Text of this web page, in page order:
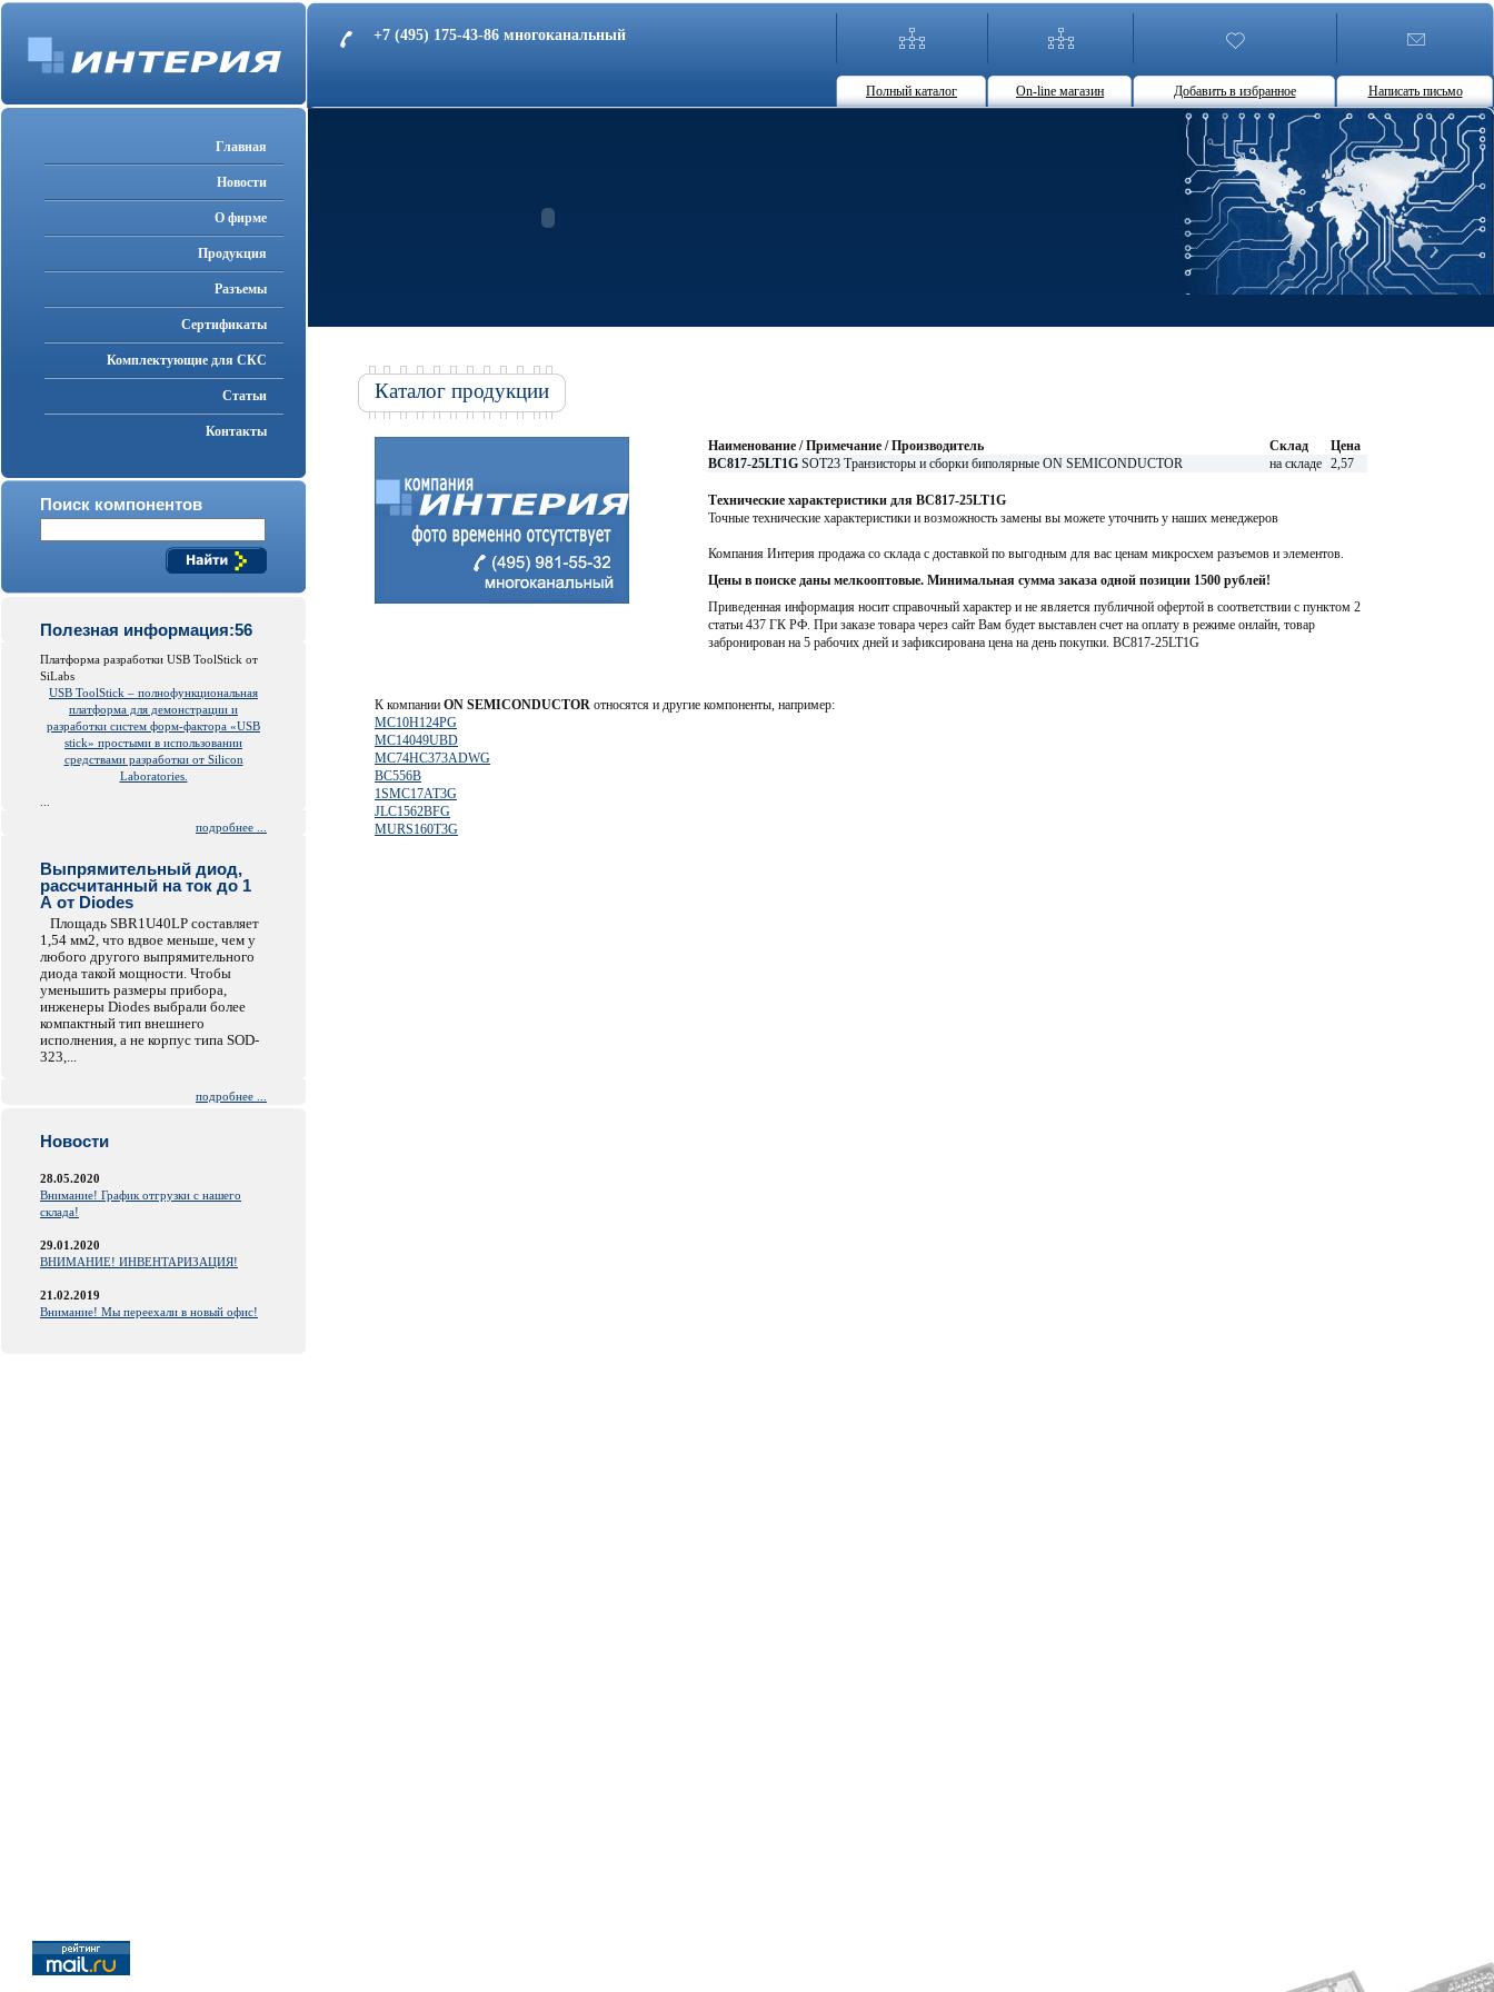
+7 (495) 175-43-86 многоканальный
Полный каталог On-line магазин Добавить в избранное Написать письмо
Главная
Новости
О фирме
Продукция
Разъемы
Cертификаты
Комплектующие для СКС
Статьи
Контакты
Поиск компонентов
Полезная информация:56
Платформа разработки USB ToolStick от
SiLabs
USB ToolStick – полнофункциональная
платформа для демонстрации и
разработки систем форм-фактора «USB
stick» простыми в использовании
средствами разработки от Silicon
Laboratories.
подробнее ...
Выпрямительный диод,
рассчитанный на ток до 1
А от Diodes
Площадь SBR1U40LP составляет
1,54 мм2, что вдвое меньше, чем у
любого другого выпрямительного
диода такой мощности. Чтобы
уменьшить размеры прибора,
инженеры Diodes выбрали более
компактный тип внешнего
исполнения, а не корпус типа SOD-
323,...
подробнее ...
Новости
28.05.2020
Внимание! График отгрузки с нашего
склада!
29.01.2020
ВНИМАНИЕ! ИНВЕНТАРИЗАЦИЯ!
21.02.2019
Внимание! Мы переехали в новый офис!
Каталог продукции
Наименование / Примечание / Производитель Склад
Цена
BC817-25LT1G SOT23 Транзисторы и сборки биполярные ON SEMICONDUCTOR на складе 2,57
Технические характеристики для BC817-25LT1G
Точные технические характеристики и возможность замены вы можете уточнить у наших менеджеров
Компания Интерия продажа со склада с доставкой по выгодным для вас ценам микросхем разъемов и элементов.
Цены в поиске даны мелкооптовые. Минимальная сумма заказа одной позиции 1500 рублей!
Приведенная информация носит справочный характер и не является публичной офертой в соответствии с пунктом 2
статьи 437 ГК РФ. При заказе товара через сайт Вам будет выставлен счет на оплату в режиме онлайн, товар
забронирован на 5 рабочих дней и зафиксирована цена на день покупки. BC817-25LT1G
К компании ON SEMICONDUCTOR относятся и другие компоненты, например:
MC10H124PG
MC14049UBD
MC74HC373ADWG
BC556B
1SMC17AT3G
JLC1562BFG
MURS160T3G